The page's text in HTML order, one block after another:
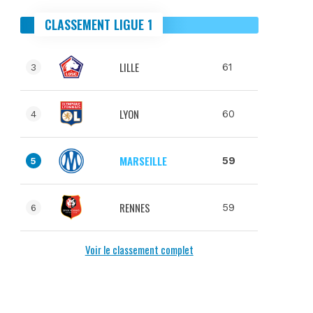
CLASSEMENT LIGUE 1
3 LILLE 61
4 LYON 60
5 MARSEILLE 59
6 RENNES 59
Voir le classement complet